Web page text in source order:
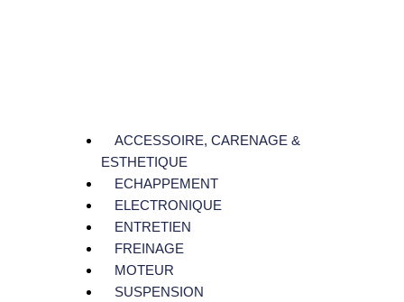
ACCESSOIRE, CARENAGE &
ESTHETIQUE
ECHAPPEMENT
ELECTRONIQUE
ENTRETIEN
FREINAGE
MOTEUR
SUSPENSION